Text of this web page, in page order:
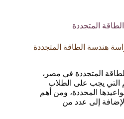
المتجددة
هندسة الطاقة المتجددة
المتجددة في مصر،
التي يجب على الطلاب
المحددة، ومن أهم
إلى عدد من